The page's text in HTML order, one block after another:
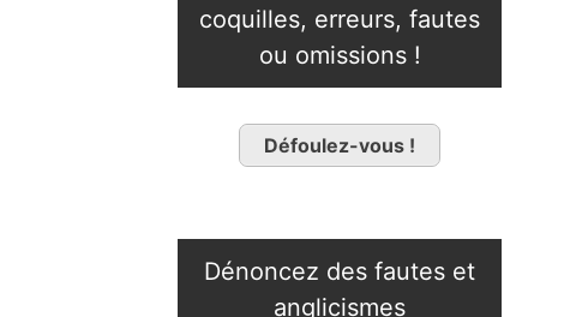
coquilles, erreurs, fautes
ou omissions !
Défoulez-vous !
Dénoncez des fautes et
anglicismes